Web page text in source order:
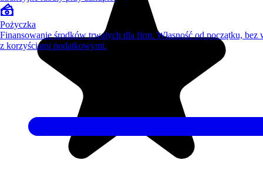
Pożyczka
Finansowanie środków trwałych dla firm. Własność od początku, bez
z korzyściami podatkowymi.